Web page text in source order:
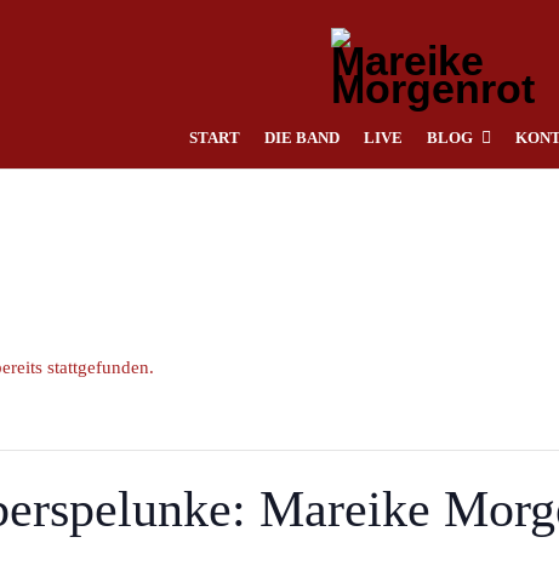
START DIE BAND LIVE BLOG
stattgefunden.
Mareike